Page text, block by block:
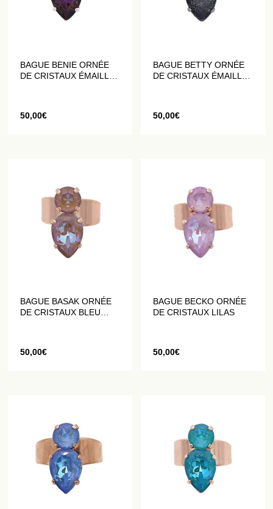
BAGUE BENIE ORNÉE
DE CRISTAUX ÉMAILLÉS
50,00€
BAGUE BETTY ORNÉE
DE CRISTAUX ÉMAILLÉS
50,00€
BAGUE BASAK ORNÉE
DE CRISTAUX BLEU
50,00€
BAGUE BECKO ORNÉE
DE CRISTAUX LILAS
50,00€